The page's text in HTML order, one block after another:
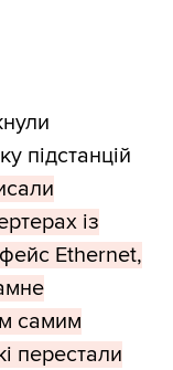
підстанцій
із
Ethernet,
самим
перестали